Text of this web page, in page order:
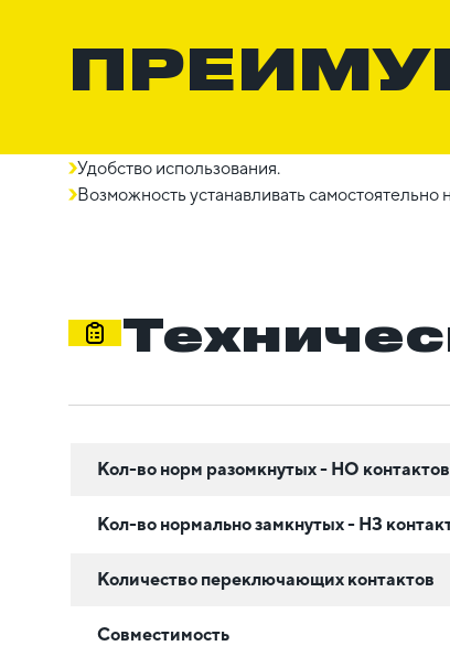
Удобство использования.
Возможность устанавливать самостоятельно
Кол-во норм разомкнутых - НО контактов
Кол-во нормально замкнутых - НЗ
Количество переключающих контактов
Совместимость